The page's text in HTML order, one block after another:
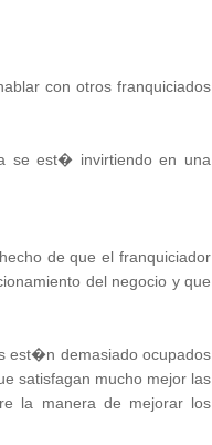
con otros franquiciados
se est� invirtiendo en una
de que el franquiciador
del negocio y que
est�n demasiado ocupados
satisfagan mucho mejor las
la manera de mejorar los